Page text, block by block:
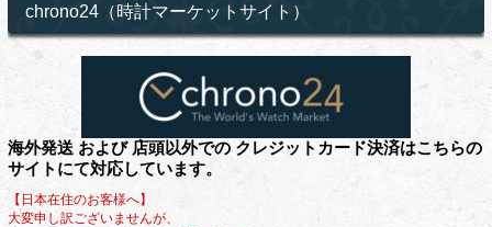
chrono24（時計マーケットサイト）
海外発送 および 店頭以外での クレジットカード決済はこちらの
サイトにて対応しています。
【日本在住のお客様へ】
大変申し訳ございませんが、